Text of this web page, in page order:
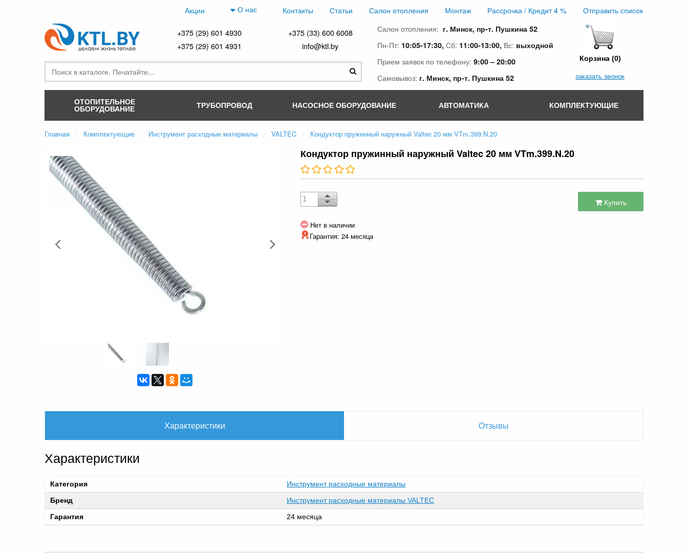
Акции О нас Контакты Статьи Салон отопления Монтаж Рассрочка / Кредит 4 % Отправить список
+375 (29) 601 4930
+375 (33) 600 6008
+375 (29) 601 4931
info@ktl.by
Салон отопления: г. Минск, пр-т. Пушкина 52
Пн-Пт: 10:05-17:30, Сб: 11:00-13:00, Вс: выходной
Прием заявок по телефону: 9:00 – 20:00
Самовывоз: г. Минск, пр-т. Пушкина 52
Корзина (0)
заказать звонок
ОТОПИТЕЛЬНОЕ
ОБОРУДОВАНИЕ ТРУБОПРОВОД НАСОСНОЕ ОБОРУДОВАНИЕ АВТОМАТИКА КОМПЛЕКТУЮЩИЕ
Главная Комплектующие Инструмент расходные материалы VALTEC Кондуктор пружинный наружный Valtec 20 мм VTm.399.N.20
Кондуктор пружинный наружный Valtec 20 мм VTm.399.N.20
Купить
Нет в наличии
Гарантия: 24 месяца
Характеристики Отзывы
Характеристики
Категория
Инструмент расходные материалы
Бренд
Инструмент расходные материалы VALTEC
Гарантия
24 месяца